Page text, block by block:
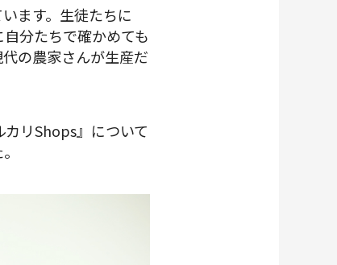
ます。生徒たちに
分たちで確かめても
の農家さんが生産だ
リShops』について